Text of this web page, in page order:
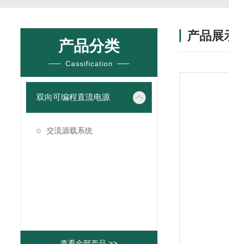
产品分类
Cassification
双向可编程直流电源
交流源载系统
产品展